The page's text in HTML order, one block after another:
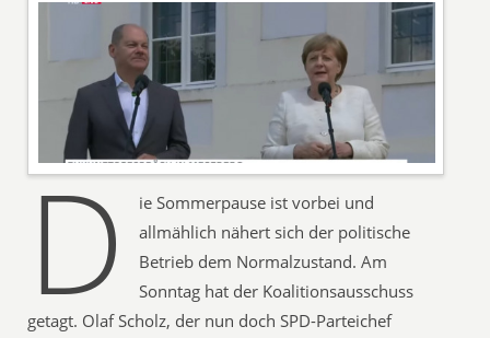
D
ie Sommerpause ist vorbei und
allmählich nähert sich der politische
Betrieb dem Normalzustand. Am
Sonntag hat der Koalitionsausschuss
getagt. Olaf Scholz, der nun doch SPD-Parteichef